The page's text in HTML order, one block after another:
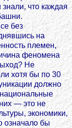
что каждая
без
на
племен,
феномена
Не
хотя бы по 30
должно
— это не
экономики,
означало бы